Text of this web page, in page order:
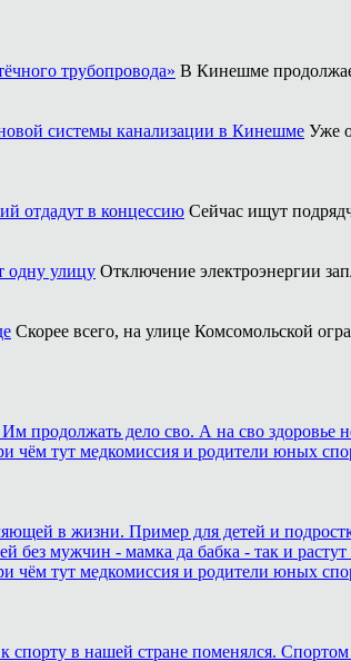
трубопровода» В Кинешме
системы канализации в Кинешме Уже
отдадут в концессию Сейчас ищут
одну улицу Отключение электроэнергии
Скорее всего, на улице Комсомольской
продолжать дело сво. А на сво здоровье
чём тут медкомиссия и родители юных
в жизни. Пример для детей и
без мужчин - мамка да бабка - так и
чём тут медкомиссия и родители юных
спорту в нашей стране поменялся.